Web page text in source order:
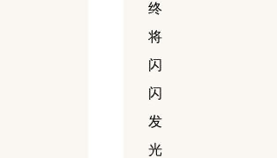
终
将
闪
闪
发
光